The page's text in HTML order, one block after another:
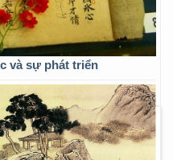
và sự phát triển